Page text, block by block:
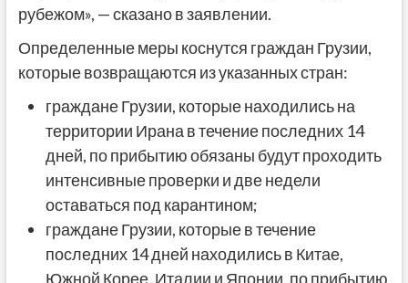
рубежом», — сказано в заявлении.
Определенные меры коснутся граждан Грузии,
которые возвращаются из указанных стран:
граждане Грузии, которые находились на
территории Ирана в течение последних 14
дней, по прибытию обязаны будут проходить
интенсивные проверки и две недели
оставаться под карантином;
граждане Грузии, которые в течение
последних 14 дней находились в Китае,
Южной Корее, Италии и Японии, по прибытию